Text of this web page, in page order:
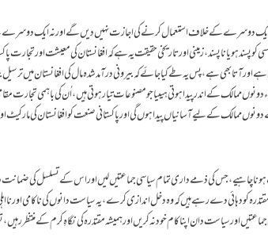
کو ایک دوسرے کے خلاف استعمال کرنے کی اجازت نہیں دیں گے اور نہ ایک
کو پسند ہو یا ناپسند، زمینی اور تاریخی حقیقت یہ ہے کہ افغانستان کی معیشت اور تجارت
اور آتا بھی ہے ، پس یہ طے کیا جائے کہ بیرونی درآمد شدہ مال کی افغانستان میں ترسیل
دونوں ممالک کے اندر پیدا ہوتی ہیںیا جو مصنوعات تیار ہوتی ہیں، اُن کی باہمی تجارت
کے لیے آسانیاں پیدا ہوں گی اور پاکستانی صنعت کو افغانستان کی مارکیٹ
چاہیے، جس کی ذمے داری تمام سیاسی جماعتیں لیں اور اس کے تسلسل کی ضمانت
کو دہائی دے رہے ہیں کہ وہ دخل اندازی کرے، یہ سیاست دانوں کی ناکامی اور نا
اور سیاست دان اپنا کام خود نہ کریں اور ہمیشہ مقتدرہ کی نگاہِ کرم کے منتظر رہیں